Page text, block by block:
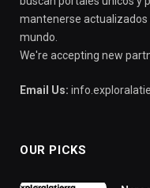
mantenerse actualizados
mundo.
We're accepting new
Email Us:
OUR PICKS